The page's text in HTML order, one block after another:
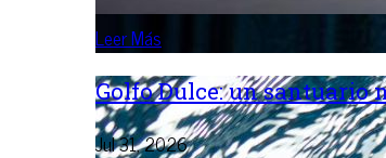
Leer Más
Golfo Dulce: un santuario
Jul 31, 2026